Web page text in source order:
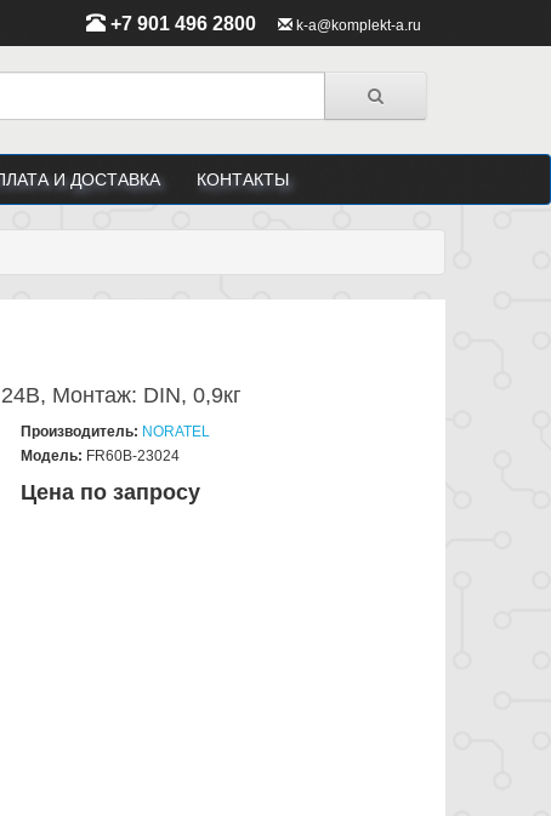
+7 901 496 2800 k-a@komplekt-a.ru
И ДОСТАВКА КОНТАКТЫ
Монтаж: DIN, 0,9кг
Производитель: NORATEL
Модель: FR60B-23024
Цена по запросу